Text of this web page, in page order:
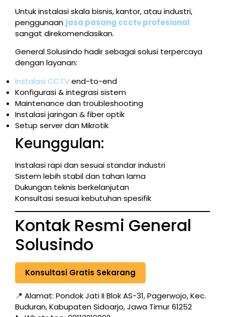
Untuk instalasi skala bisnis, kantor, atau industri,
penggunaan jasa pasang ccctv profesional
sangat direkomendasikan.
General Solusindo hadir sebagai solusi terpercaya
dengan layanan:
Instalasi CCTVend-to-end
Konfigurasi & integrasi sistem
Maintenance dan troubleshooting
Instalasi jaringan & fiber optik
Setup server dan Mikrotik
Keunggulan:
Instalasi rapi dan sesuai standar industri
Sistem lebih stabil dan tahan lama
Dukungan teknis berkelanjutan
Konsultasi sesuai kebutuhan spesifik
Kontak Resmi General
Solusindo
Konsultasi Gratis Sekarang
📍 Alamat: Pondok Jati II Blok AS-31, Pagerwojo, Kec.
Buduran, Kabupaten Sidoarjo, Jawa Timur 61252